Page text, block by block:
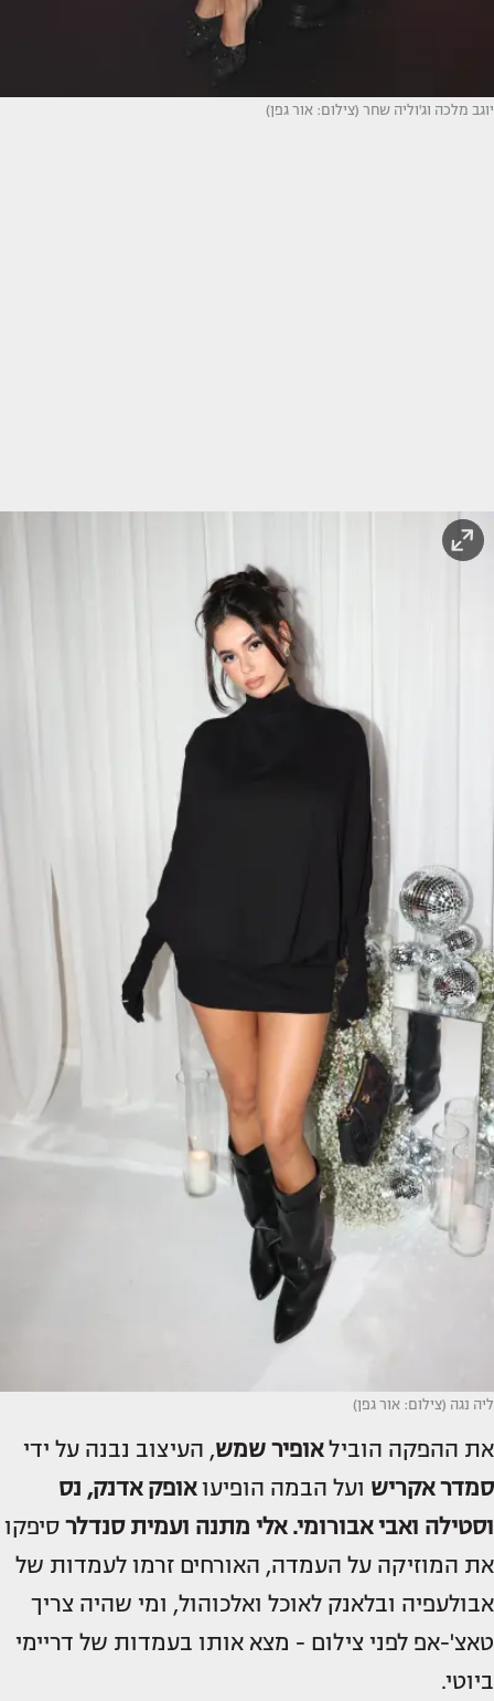
יוגב מלכה וג'וליה שחר (צילום: אור גפן)
ליה נגה (צילום: אור גפן)
את ההפקה הובילאופיר שמש, העיצוב נבנה על ידי
סמדר אקריש ועל הבמה הופיעואופק אדנק, נס
וסטילה ואבי אבורומי. אלי מתנה ועמית סנדלר סיפקו
את המוזיקה על העמדה, האורחים זרמו לעמדות של
אבולעפיה ובלאנק לאוכל ואלכוהול, ומי שהיה צריך
טאצ'-אפ לפני צילום - מצא אותו בעמדות של דריימי
ביוטי.